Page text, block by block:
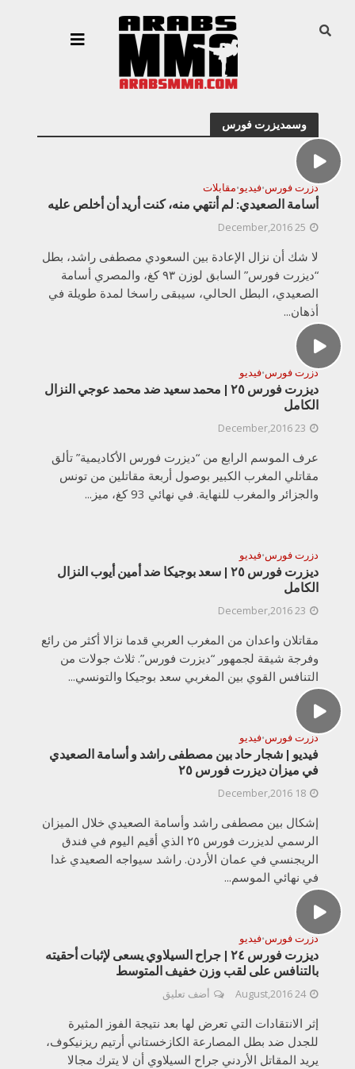
وسمديزرت فورس
دزرت فورس•فيديو•مقابلات
أسامة الصعيدي: لم أنتهي منه، كنت أريد أن أخلص عليه
25 December,2016
لا شك أن نزال الإعادة بين السعودي مصطفى راشد، بطل
“ديزرت فورس” السابق لوزن ٩٣ كغ، والمصري أسامة
الصعيدي، البطل الحالي، سيبقى راسخا لمدة طويلة في
أذهان...
دزرت فورس•فيديو
ديزرت فورس ٢٥ | محمد سعيد ضد محمد عوجي النزال
الكامل
23 December,2016
عرف الموسم الرابع من “ديزرت فورس الأكاديمية” تألق
مقاتلي المغرب الكبير بوصول أربعة مقاتلين من تونس
والجزائر والمغرب للنهاية. في نهائي 93 كغ، ميز...
دزرت فورس•فيديو
ديزرت فورس ٢٥ | سعد بوجيكا ضد أمين أيوب النزال
الكامل
23 December,2016
مقاتلان واعدان من المغرب العربي قدما نزالا أكثر من رائع
وفرجة شيقة لجمهور “ديزرت فورس”. ثلاث جولات من
التنافس القوي بين المغربي سعد بوجيكا والتونسي...
دزرت فورس•فيديو
فيديو | شجار حاد بين مصطفى راشد و أسامة الصعيدي
في ميزان ديزرت فورس ٢٥
18 December,2016
إشكال بين مصطفى راشد وأسامة الصعيدي خلال الميزان
الرسمي لديزرت فورس ٢٥ الذي أقيم اليوم في فندق
الريجنسي في عمان الأردن. راشد سيواجه الصعيدي غدا
في نهائي الموسم...
دزرت فورس•فيديو
ديزرت فورس ٢٤ | جراح السيلاوي يسعى لإثبات أحقيته
بالتنافس على لقب وزن خفيف المتوسط
24 August,2016 أضف تعليق
إثر الانتقادات التي تعرض لها بعد نتيجة الفوز المثيرة
للجدل ضد بطل المصارعة الكازخستاني أرتيم ريزنيكوف،
يريد المقاتل الأردني جراح السيلاوي أن لا يترك مجالا